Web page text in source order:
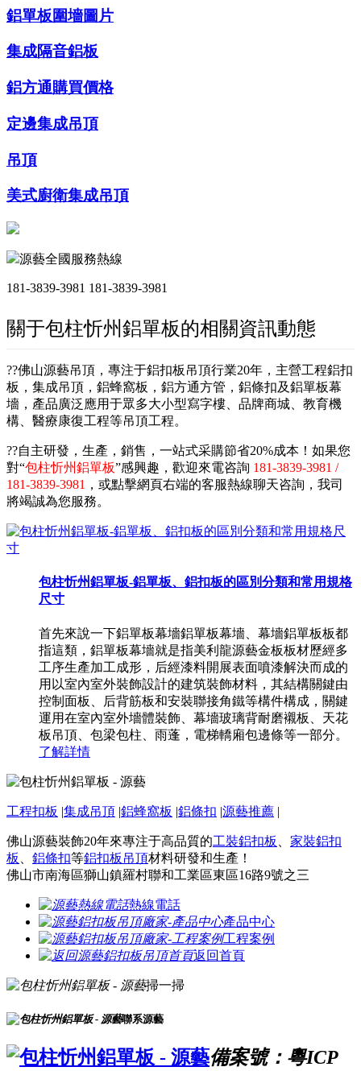
鋁單板圍墻圖片
集成隔音鋁板
鋁方通購買價格
定邊集成吊頂
吊頂
美式廚衛集成吊頂
源藝全國服務熱線
181-3839-3981 181-3839-3981
關于包柱忻州鋁單板的相關資訊動態
??佛山源藝吊頂，專注于鋁扣板吊頂行業20年，主營工程鋁扣
板，集成吊頂，鋁蜂窩板，鋁方通方管，鋁條扣及鋁單板幕
墻，產品廣泛應用于眾多大小型寫字樓、品牌商城、教育機
構、醫療康復工程等吊頂工程。
??自主研發，生產，銷售，一站式采購節省20%成本！如果您
對“包柱忻州鋁單板”感興趣，歡迎來電咨詢 181-3839-3981 /
181-3839-3981 ，或點擊網頁右端的客服熱線聊天咨詢，我司
將竭誠為您服務。
包柱忻州鋁單板-鋁單板、鋁扣板的區別分類和常用規格
尺寸
首先來說一下鋁單板幕墻鋁單板幕墻、幕墻鋁單板板都
指這類，鋁單板幕墻就是指美利龍源藝金板板材歷經多
工序生產加工成形，后經漆料開展表面噴漆解決而成的
用以室內室外裝飾設計的建筑裝飾材料，其結構關鍵由
控制面板、后背筋板和安裝聯接角鐵等構件構成，關鍵
運用在室內室外墻體裝飾、幕墻玻璃背耐磨襯板、天花
板吊頂、包梁包柱、雨蓬，電梯轎廂包邊條等一部分。
了解詳情
工程扣板 |集成吊頂 |鋁蜂窩板 |鋁條扣 |源藝推薦 |
佛山源藝裝飾20年來專注于高品質的工裝鋁扣板
家裝鋁扣
板
鋁條扣等鋁扣板吊頂材料研發和生產！
佛山市南海區獅山鎮羅村聯和工業區東區16路9號之三
熱線電話
產品中心
工程案例
返回首頁
掃一掃
聯系源藝
備案號：粵ICP